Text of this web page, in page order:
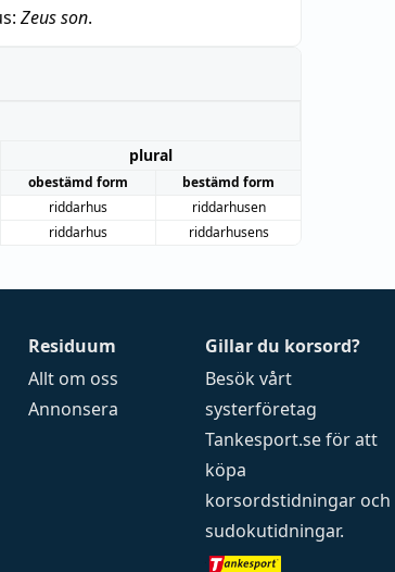
Zeus son.
plural
obestämd form
bestämd form
riddarhus
riddarhusen
riddarhus riddarhusens
Residuum
Allt om oss
Annonsera
Gillar du korsord?
Besök vårt
systerföretag
Tankesport.seför att
köpa
korsordstidningar och
sudokutidningar.